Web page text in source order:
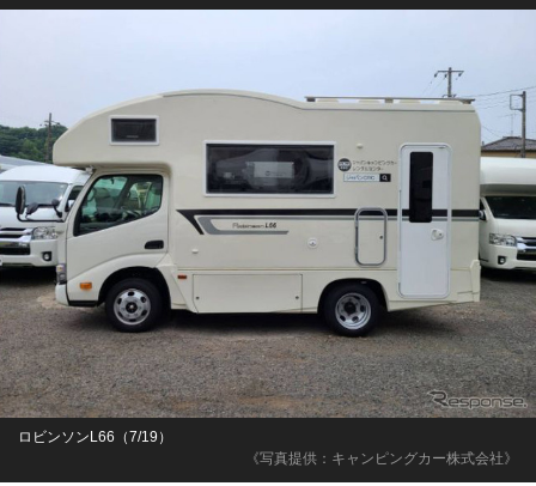
《写真提供：キャンピングカー株式会社》
ロビンソンL66（7/19）